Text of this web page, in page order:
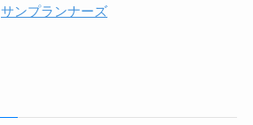
サンプランナーズ